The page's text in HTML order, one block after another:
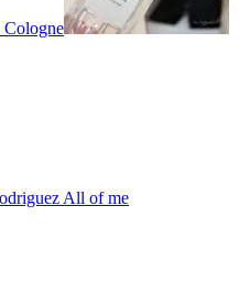
Cologne
All of me